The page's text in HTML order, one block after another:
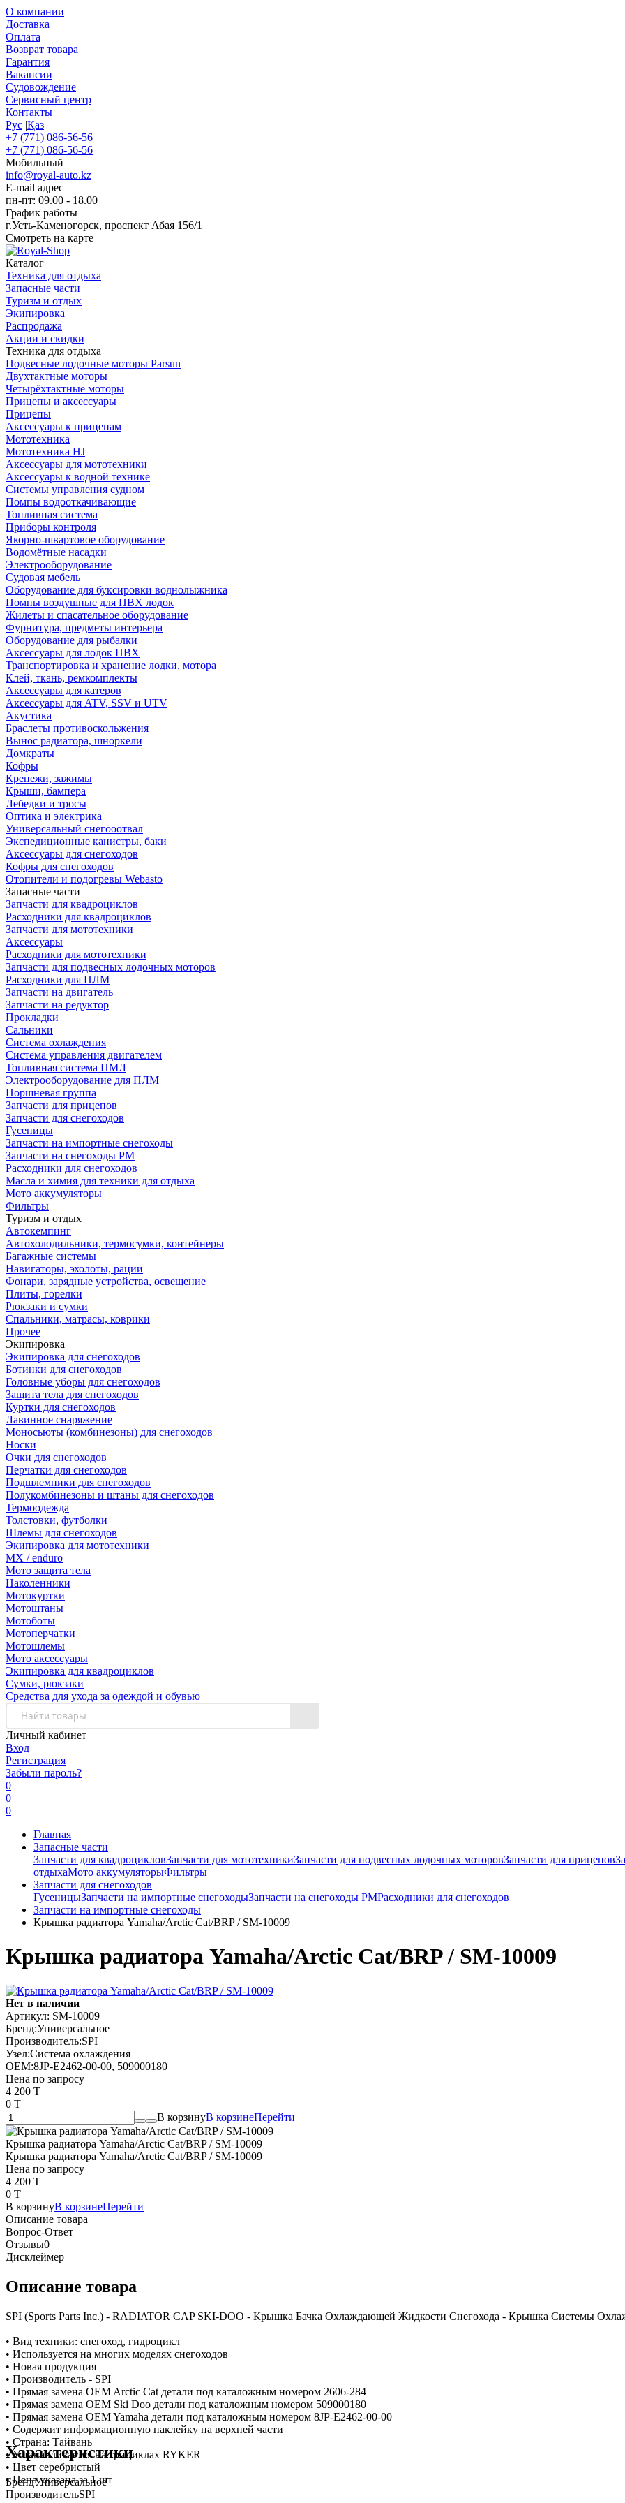
О компании
Доставка
Оплата
Возврат товара
Гарантия
Вакансии
Судовождение
Сервисный центр
Контакты
Рус |Қаз
+7 (771) 086-56-56
+7 (771) 086-56-56
Мобильный
info@royal-auto.kz
E-mail адрес
пн-пт: 09.00 - 18.00
График работы
г.Усть-Каменогорск, проспект Абая 156/1
Смотреть на карте
Каталог
Техника для отдыха
Запасные части
Туризм и отдых
Экипировка
Распродажа
Акции и скидки
Техника для отдыха
Подвесные лодочные моторы Parsun
Двухтактные моторы
Четырёхтактные моторы
Прицепы и аксессуары
Прицепы
Аксессуары к прицепам
Мототехника
Мототехника HJ
Аксессуары для мототехники
Аксессуары к водной технике
Системы управления судном
Помпы водооткачивающие
Топливная система
Приборы контроля
Якорно-швартовое оборудование
Водомётные насадки
Электрооборудование
Судовая мебель
Оборудование для буксировки воднолыжника
Помпы воздушные для ПВХ лодок
Жилеты и спасательное оборудование
Фурнитура, предметы интерьера
Оборудование для рыбалки
Аксессуары для лодок ПВХ
Транспортировка и хранение лодки, мотора
Клей, ткань, ремкомплекты
Аксессуары для катеров
Аксессуары для ATV, SSV и UTV
Акустика
Браслеты противоскольжения
Вынос радиатора, шноркели
Домкраты
Кофры
Крепежи, зажимы
Крыши, бампера
Лебедки и тросы
Оптика и электрика
Универсальный снегооотвал
Экспедиционные канистры, баки
Аксессуары для снегоходов
Кофры для снегоходов
Отопители и подогревы Webasto
Запасные части
Запчасти для квадроциклов
Расходники для квадроциклов
Запчасти для мототехники
Аксессуары
Расходники для мототехники
Запчасти для подвесных лодочных моторов
Расходники для ПЛМ
Запчасти на двигатель
Запчасти на редуктор
Прокладки
Сальники
Система охлаждения
Система управления двигателем
Топливная система ПМЛ
Электрооборудование для ПЛМ
Поршневая группа
Запчасти для прицепов
Запчасти для снегоходов
Гусеницы
Запчасти на импортные снегоходы
Запчасти на снегоходы РМ
Расходники для снегоходов
Масла и химия для техники для отдыха
Мото аккумуляторы
Фильтры
Туризм и отдых
Автокемпинг
Автохолодильники, термосумки, контейнеры
Багажные системы
Навигаторы, эхолоты, рации
Фонари, зарядные устройства, освещение
Плиты, горелки
Рюкзаки и сумки
Спальники, матрасы, коврики
Прочее
Экипировка
Экипировка для снегоходов
Ботинки для снегоходов
Головные уборы для снегоходов
Защита тела для снегоходов
Куртки для снегоходов
Лавинное снаряжение
Моносьюты (комбинезоны) для снегоходов
Носки
Очки для снегоходов
Перчатки для снегоходов
Подшлемники для снегоходов
Полукомбинезоны и штаны для снегоходов
Термоодежда
Толстовки, футболки
Шлемы для снегоходов
Экипировка для мототехники
MX / enduro
Мото защита тела
Наколенники
Мотокуртки
Мотоштаны
Мотоботы
Мотоперчатки
Мотошлемы
Мото аксессуары
Экипировка для квадроциклов
Сумки, рюкзаки
Средства для ухода за одеждой и обувью
Личный кабинет
Вход
Регистрация
Забыли пароль?
0
0
0
Главная
Запасные части
Запчасти для квадроцикловЗапчасти для мототехникиЗапчасти для подвесных лодочных моторовЗапчасти для прицепов
отдыхаМото аккумуляторыФильтры
Запчасти для снегоходов
ГусеницыЗапчасти на импортные снегоходыЗапчасти на снегоходы РМРасходники для снегоходов
Запчасти на импортные снегоходы
Крышка радиатора Yamaha/Arctic Cat/BRP / SM-10009
Крышка радиатора Yamaha/Arctic Cat/BRP / SM-10009
Нет в наличии
Артикул: SM-10009
Бренд:Универсальное
Производитель:SPI
Узел:Система охлаждения
OEM:8JP-E2462-00-00, 509000180
Цена по запросу
4 200 T
0 T
В корзинуВ корзинеПерейти
Крышка радиатора Yamaha/Arctic Cat/BRP / SM-10009
Крышка радиатора Yamaha/Arctic Cat/BRP / SM-10009
Цена по запросу
4 200 T
0 T
В корзинуВ корзинеПерейти
Описание товара
Вопрос-Ответ
Отзывы0
Дисклеймер
Описание товара
SPI (Sports Parts Inc.) - RADIATOR CAP SKI-DOO - Крышка Бачка Охлаждающей Жидкости Снегохода - Крышка Системы
• Вид техники: снегоход, гидроцикл
• Используется на многих моделях снегоходов
• Новая продукция
• Производитель - SPI
• Прямая замена OEM Arctic Cat детали под каталожным номером 2606-284
• Прямая замена OEM Ski Doo детали под каталожным номером 509000180
• Прямая замена OEM Yamaha детали под каталожным номером 8JP-E2462-00-00
• Содержит информационную наклейку на верхней части
• Страна: Тайвань
• Устанавливается на трициклах RYKER
• Цвет серебристый
• Цена указана за 1 шт
Характеристики
БрендУниверсальное
ПроизводительSPI